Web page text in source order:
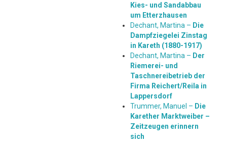
Kies- und Sandabbau
um Etterzhausen
Dechant, Martina – Die
Dampfziegelei Zinstag
in Kareth (1880-1917)
Dechant, Martina – Der
Riemerei- und
Taschnereibetrieb der
Firma Reichert/Reila in
Lappersdorf
Trummer, Manuel – Die
Karether Marktweiber –
Zeitzeugen erinnern
sich